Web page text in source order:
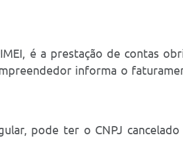
é a prestação de contas
informa o
pode ter o CNPJ